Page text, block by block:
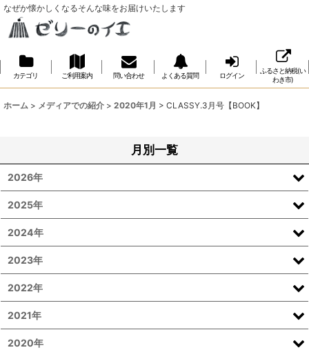
なぜか懐かしくなるそんな味をお届けいたします
カテゴリ ご利用案内 問い合わせ よくある質問 ログイン
ふるさと納税(い
わき市)
ホーム > メディアでの紹介 > 2020年1月 > CLASSY.3月号【BOOK】
月別一覧
2026年
2025年
2024年
2023年
2022年
2021年
2020年